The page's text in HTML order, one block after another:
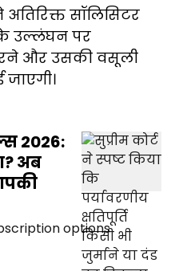
सॉलिसिटर
उल्लंघन पर
करने और उसकी वसूली
2026:
अब